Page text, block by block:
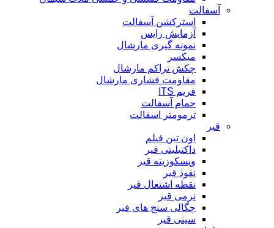
آسفالت
استرکشن آسفالت
آزمایش رایس
نمونه گیری مارشال
میکسر
چکش تراکم مارشال
مقاومت فشاری مارشال
فریم ITS
حمام آسفالت
ترمومتر اسفالت
قیر
اون تین فیلم
داکتیلیتی قیر
ویسکوزیته قیر
نفوذ قیر
نقطه اشتعال قیر
نرمی قیر
چگالی سنج های قیر
سینی قیر